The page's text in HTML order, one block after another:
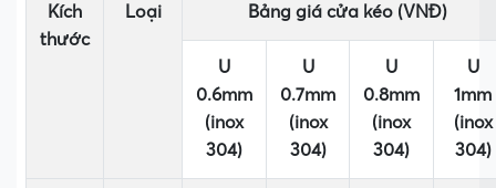
Kích
thước
Loại Bảng giá cửa kéo (VNĐ)
U
0.6mm
(inox
304)
U
0.7mm
(inox
304)
U
0.8mm
(inox
304)
U
1mm
(inox
304)